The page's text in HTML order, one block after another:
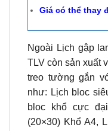
Giá có thể thay
Ngoài Lịch gập
TLV còn sản xuất
treo tường gắn
như: Lịch bloc
bloc khổ cực
(20×30) Khổ A4,